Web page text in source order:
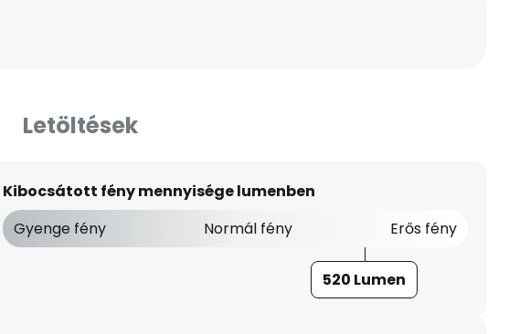
Letöltések
Kibocsátott fény mennyisége lumenben
Gyenge fény
Normál fény Erős fény
520 Lumen